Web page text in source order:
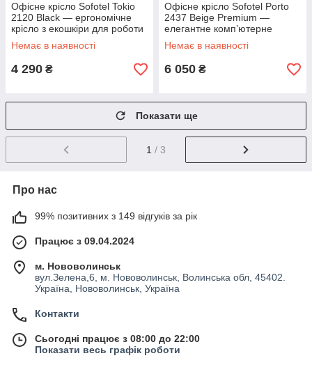
Офісне крісло Sofotel Tokio
2120 Black — ергономічне
крісло з екошкіри для роботи
за комп’ютером
Немає в наявності
4 290 ₴
Офісне крісло Sofotel Porto
2437 Beige Premium —
елегантне комп’ютерне
крісло з екошкіри для дому та
офісу
Немає в наявності
6 050 ₴
Показати ще
1 / 3
Про нас
99% позитивних з 149 відгуків за рік
Працює з 09.04.2024
м. Нововолинськ
вул.Зелена,6, м. Нововолинськ, Волинська обл, 45402.
Україна, Нововолинськ, Україна
Контакти
Сьогодні працює з 08:00 до 22:00
Показати весь графік роботи